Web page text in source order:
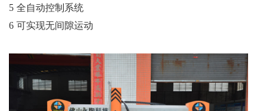
5 全自动控制系统
6 可实现无间隙运动